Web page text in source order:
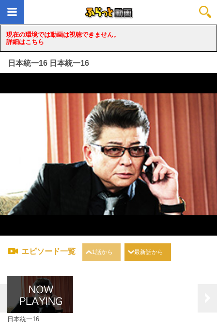
現在の環境では動画は視聴できません。
詳細はこちら
日本統一16 日本統一16
loading...
エピソード一覧 1話から 最新話から
日本統一16